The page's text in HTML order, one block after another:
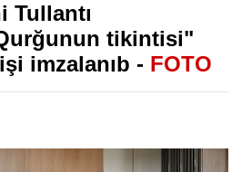
Tullantı
tikintisi"
imzalanıb - FOTO